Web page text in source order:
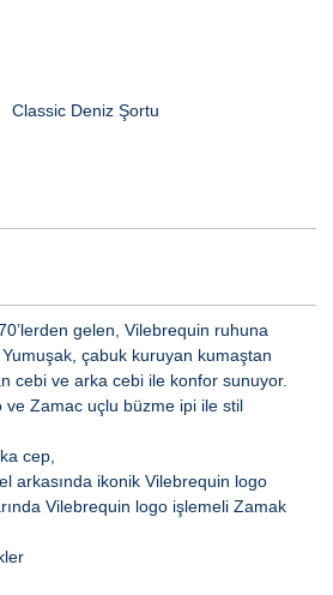
Classic Deniz Şortu
gelen, Vilebrequin ruhuna
çabuk kuruyan kumaştan
cebi ve arka cebi ile konfor sunuyor.
ve Zamac uçlu büzme ipi ile stil
cep,
arkasında ikonik Vilebrequin logo
Vilebrequin logo işlemeli Zamak